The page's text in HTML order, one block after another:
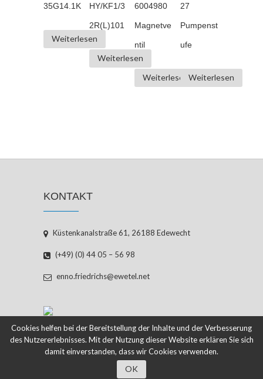
35G14.1K
Weiterlesen
HY/KF1/3
2R(L)101
Weiterlesen
6004980
Magnetve
ntil
Weiterlesen
27
Pumpenst
ufe
Weiterlesen
KONTAKT
Küstenkanalstraße 61, 26188 Edewecht
(+49) (0) 44 05 – 56 98
enno.friedrichs@ewetel.net
ENNO FRIEDRICHS
Cookies helfen bei der Bereitstellung der Inhalte und der Verbesserung
des Nutzererlebnisses. Mit der Nutzung dieser Website erklären Sie sich
damit einverstanden, dass wir Cookies verwenden.
OK